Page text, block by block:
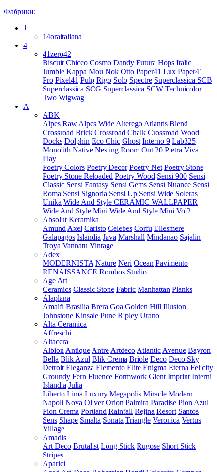
Фабрики:
1
14oraitaliana
4
41zero42
Biscuit Chicco Cosmo Dandy Futura Hops Italic
Jumble Kappa Mou Nok Otto Paper41 Lux Paper41
Pro Pixel41 Pulp Rigo Solo Spectre Superclassica SCB
Superclassica SCG Superclassica SCW Technicolor
Two Wigwag
A
ABK
Alpes Raw Alpes Wide Alterego Atlantis Blend
Crossroad Brick Crossroad Chalk Crossroad Wood
Docks Dolphin Eco Chic Ghost Interno 9 Lab325
Monolith Native Nesting Room Out.20 Pietra Viva
Play
Poetry Colors Poetry Decor Poetry Net Poetry Stone
Poetry Stone Reloaded Poetry Wood Sensi 900 Sensi
Classic Sensi Fantasy Sensi Gems Sensi Nuance Sensi
Roma Sensi Signoria Sensi Up Sensi Wide Soleras
Unika Wide And Style CERAMIC WALLPAPER
Wide And Style Mini Wide And Style Mini Vol2
Absolut Keramika
Amund Axel Caristo Celebes Corfu Ellesmere
Galapagos Islandia Java Marshall Mindanao Sajalin
Troya Vannatu Vintage
Adex
MODERNISTA Nature Neri Ocean Pavimento
RENAISSANCE Rombos Studio
Age Art
Ceramics Classic Stone Fabric Manhattan Planks
Alaplana
Amalfi Brasilia Brera Goa Golden Hill Illusion
Johnstone Kinsale Pune Ripley Urano
Alta Ceramica
Affreschi
Altacera
Albion Antique Antre Artdeco Atlantic Avenue Bayron
Bella Blik Azul Blik Crema Briole Deco Deco Sky
Detroit Eleganza Elemento Elite Enigma Eterna Felicity
Groundy Fern Fluence Formwork Glent Imprint Interni
Islandia Julia
Liberto Lima Luxury Megapolis Miracle Modern
Napoli Nova Oliver Orion Palmira Paradise Pion Azul
Pion Crema Portland Rainfall Rejina Resort Santos
Sens Shape Smalta Sonata Triangle Veronica Vertus
Village
Amadis
Art Deco Brutalist Long Stick Rugose Short Stick
Stripes
Aparici